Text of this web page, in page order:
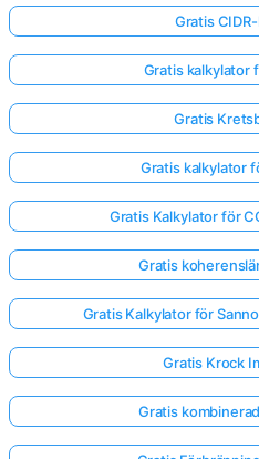
Gratis
Gratis kalkylator
Gratis
Gratis kalkylator
Gratis Kalkylator för
Gratis
Gratis Kalkylator för
Gratis Krock
Gratis